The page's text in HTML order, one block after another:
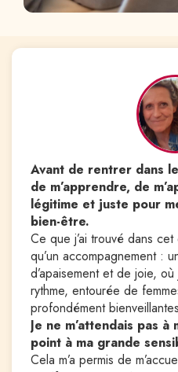
Avant de rentrer dans
de m’apprendre, de
légitime et juste pour
bien-être.
Ce que j’ai trouvé dans
qu’un accompagnement :
d’apaisement et de joie, où
rythme, entourée de
profondément
Je ne m’attendais pas
point à ma grande
Cela m’a permis de